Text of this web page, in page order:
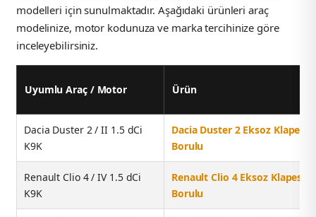
modelleri için sunulmaktadır. Aşağıdaki ürünleri araç
modelinize, motor kodunuza ve marka tercihinize göre
inceleyebilirsiniz.
Uyumlu Araç / Motor Ürün
Dacia Duster 2 / II 1.5 dCi
K9K
Dacia Duster 2 Eksoz Klapesi
Borulu
Renault Clio 4 / IV 1.5 dCi
K9K
Renault Clio 4 Eksoz Klapesi
Borulu